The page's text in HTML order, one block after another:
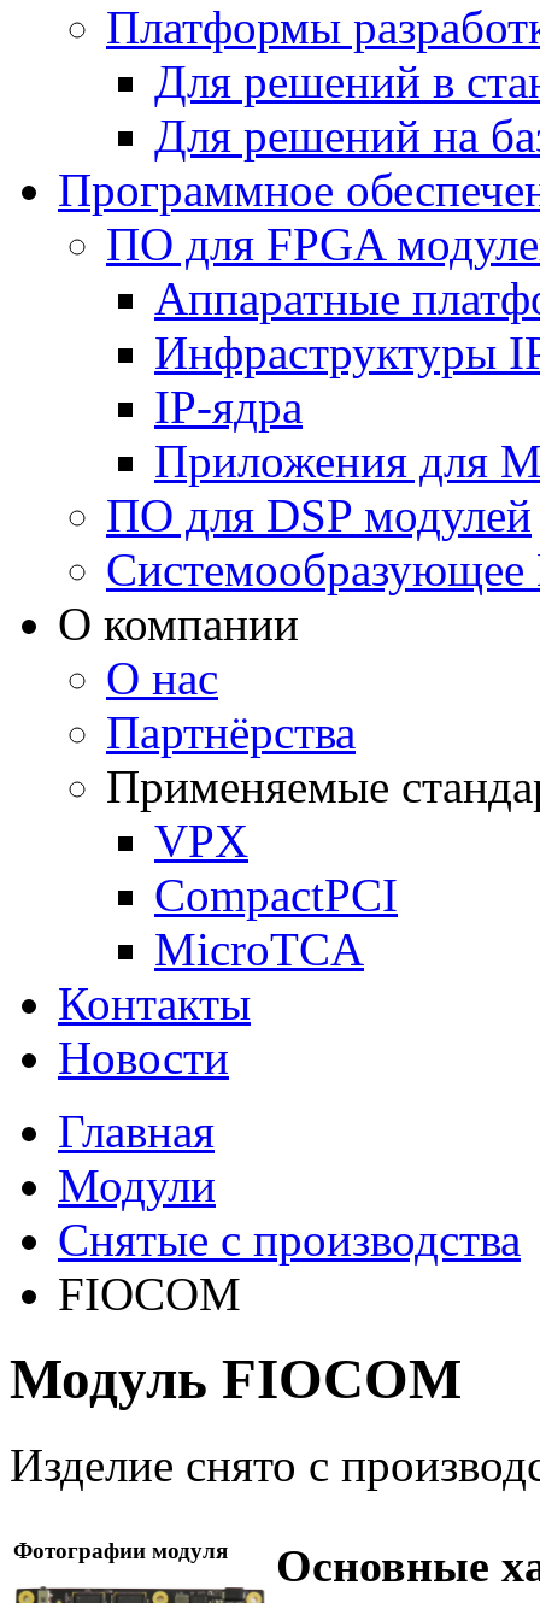
Платформы
Для решений в
Для решений на
Программное
ПО для FPGA
Аппаратные
Инфраструктуры
IP-ядра
Приложения для
ПО для DSP модулей
О компании
О нас
Партнёрства
Применяемые
VPX
CompactPCI
MicroTCA
Контакты
Новости
Главная
Модули
Снятые с производства
FIOCOM
Модуль FIOCOM
Изделие cнято с
Фотографии модуля Основные